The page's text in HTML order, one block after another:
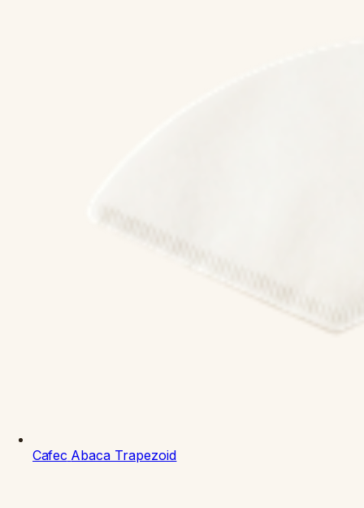
Cafec Abaca Trapezoid